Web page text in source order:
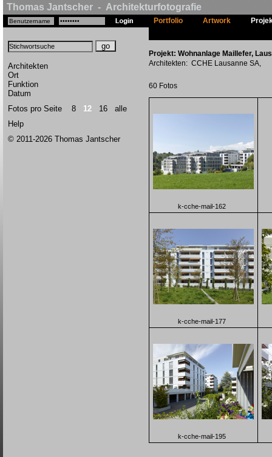
Thomas Jantscher - Architekturfotografie
Architekten
Ort
Funktion
Datum
Fotos pro Seite 8 12 16
alle
Help
© 2011-2026 Thomas Jantscher
Portfolio Artwork
Projekt: Wohnanlage Maillefer,
Architekten: CCHE Lausanne SA,
60 Fotos
k-cche-mail-162
k-cche-mail-177
k-cche-mail-195